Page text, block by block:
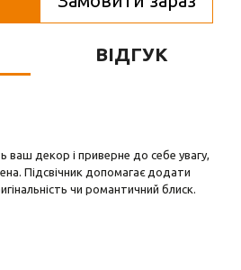
ВІДГУК
ваш декор і приверне до себе увагу,
Підсвічник допомагає додати
чи романтичний блиск.